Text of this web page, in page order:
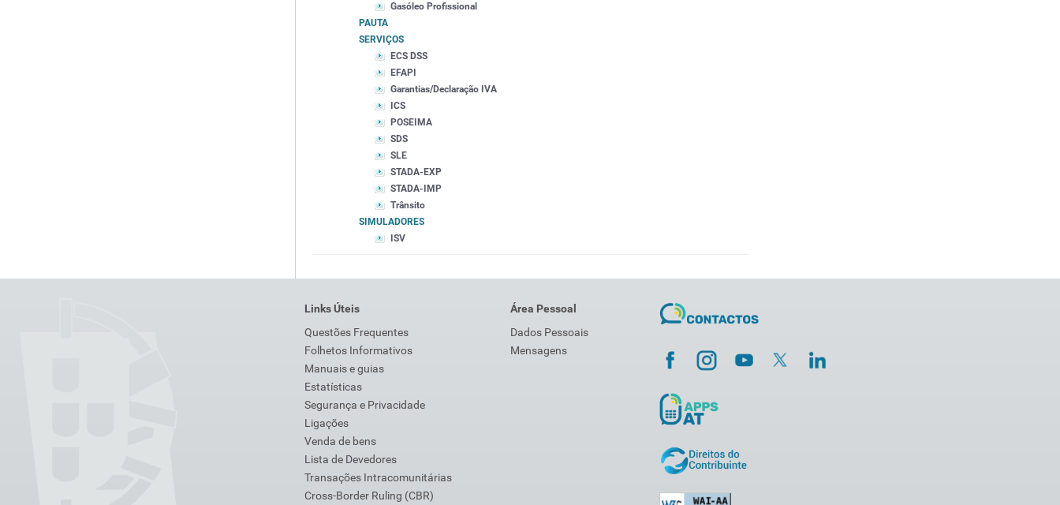
Gasóleo Profissional
PAUTA
SERVIÇOS
ECS DSS
EFAPI
Garantias/Declaração IVA
ICS
POSEIMA
SDS
SLE
STADA-EXP
STADA-IMP
Trânsito
SIMULADORES
ISV
Links Úteis
Questões Frequentes
Folhetos Informativos
Manuais e guias
Estatísticas
Segurança e Privacidade
Ligações
Venda de bens
Lista de Devedores
Transações Intracomunitárias
Cross-Border Ruling (CBR)
Área Pessoal
Dados Pessoais
Mensagens